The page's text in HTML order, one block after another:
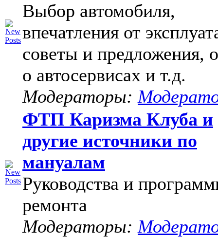
Выбор автомобиля,
впечатления от
советы и предложения,
о автосервисах и т.д.
Модераторы:
ФТП Каризма Клуба и
другие источники по
мануалам
Руководства и
ремонта
Модераторы: